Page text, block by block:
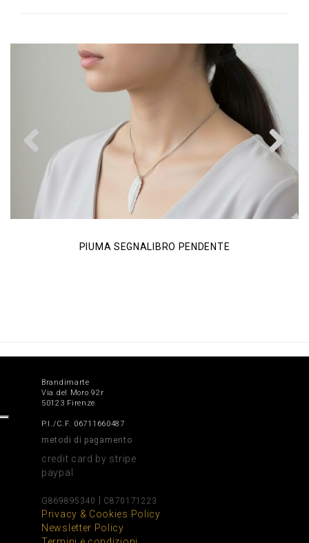
PIUMA SEGNALIBRO PENDENTE
Previous
Brandimarte
Via del Moro 92r
50123 Firenze
P.I./C.F. 06711660487
metodi di pagamento
credit card by stripe
paypal
G869895340 C870171223
Privacy & Cookies Policy
Newsletter Policy